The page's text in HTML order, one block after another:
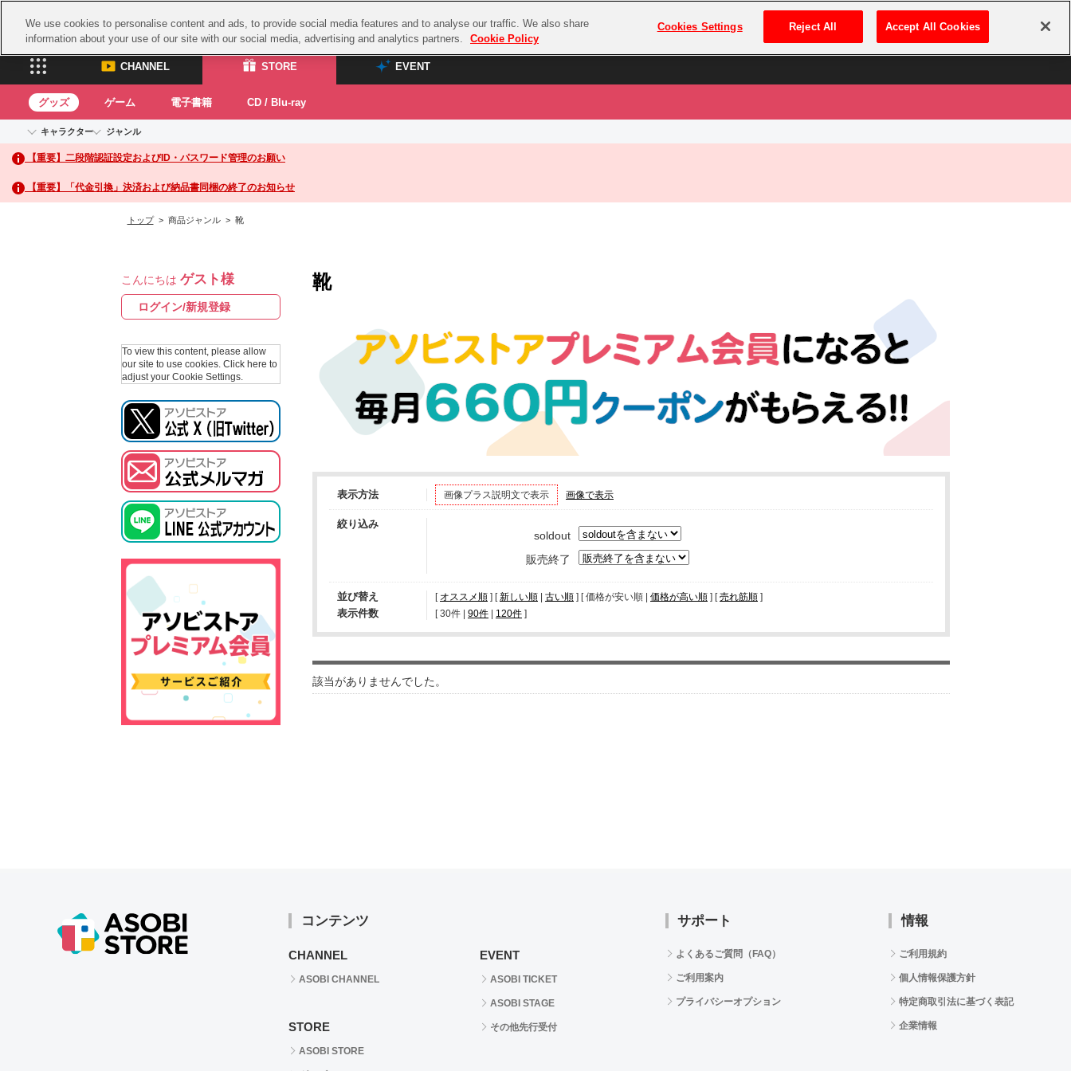
プレミアム会員とは ログイン・新規登録
CHANNEL STORE EVENT
CHANNEL
ASOBI CHANNEL TOP
STORE
ASOBI STORE TOP
グッズ
CD / Blu-ray
EVENT
ASOBI STAGE
グッズ ゲーム 電子書籍 CD / Blu-ray
キャラクター
アイドルマスターシリーズ
アイドルマスター
アイドルマスター シンデレラガールズ
アイドルマスター ミリオンライブ！
プロジェクトアイマス ヴイアライヴ
テイルズ オブ シリーズ
スサノオマジック
ドラゴンボール
ラブライブ！サンシャイン‼
ジャンル
イベントグッズ
トイ・ホビー
【重要】二段階認証設定およびID・パスワード管理のお願い
【重要】「代金引換」決済および納品書同梱の終了のお知らせ
トップ> 商品ジャンル > 靴
こんにちは ゲスト様
ログイン/新規登録
To view this content, please allow
our site to use cookies. Click here to
adjust your Cookie Settings.
靴
表示方法 画像プラス説明文で表示 画像で表示
絞り込み
soldout
販売終了
並び替え [ オススメ順 ] [新しい順 | 古い順 ] [ 価格が安い順 | 価格が高い順 ] [売れ筋順 ]
表示件数 [ 30件 | 90件 | 120件 ]
該当がありませんでした。
コンテンツ
CHANNEL
ASOBI CHANNEL
STORE
ASOBI STORE
EVENT
ASOBI TICKET
ASOBI STAGE
その他先行受付
サポート
よくあるご質問（FAQ）
ご利用案内
プライバシーオプション
情報
ご利用規約
個人情報保護方針
特定商取引法に基づく表記
企業情報
We use cookies to personalise content and ads, to provide social media features and to analyse our traffic. We also share
information about your use of our site with our social media, advertising and analytics partners.
Cookie Policy
Cookies Settings Reject All Accept All Cookies